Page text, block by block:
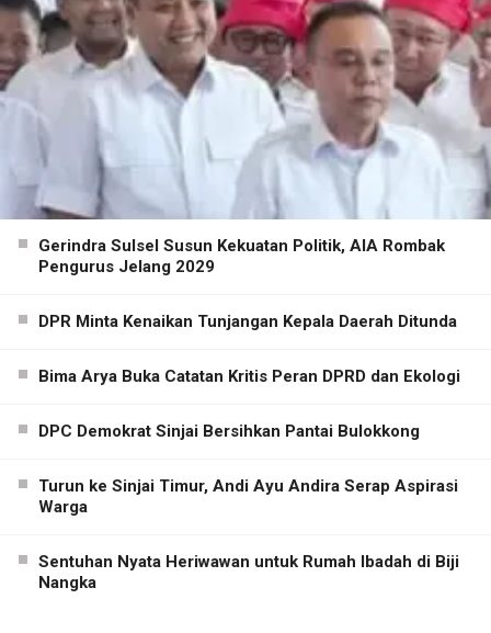
Gerindra Sulsel Susun Kekuatan Politik, AIA Rombak
Pengurus Jelang 2029
DPR Minta Kenaikan Tunjangan Kepala Daerah Ditunda
Bima Arya Buka Catatan Kritis Peran DPRD dan Ekologi
DPC Demokrat Sinjai Bersihkan Pantai Bulokkong
Turun ke Sinjai Timur, Andi Ayu Andira Serap Aspirasi
Warga
Sentuhan Nyata Heriwawan untuk Rumah Ibadah di Biji
Nangka